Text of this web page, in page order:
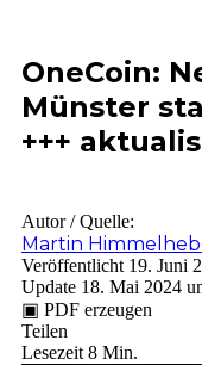
OneCoin:
Münster
+++
Autor / Quelle:
Martin
Veröffentlicht 19. Juni
Update 18. Mai 2024
▣ PDF erzeugen
Teilen
Lesezeit 8 Min.